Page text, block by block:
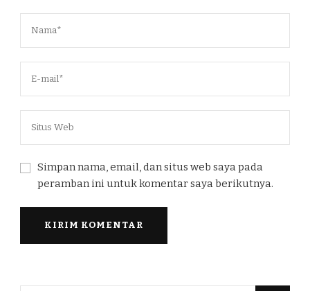
Simpan nama, email, dan situs web saya pada
peramban ini untuk komentar saya berikutnya.